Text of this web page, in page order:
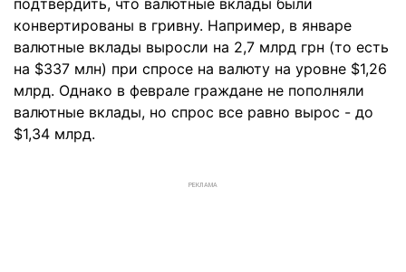
подтвердить, что валютные вклады были
конвертированы в гривну. Например, в январе
валютные вклады выросли на 2,7 млрд грн (то есть
на $337 млн) при спросе на валюту на уровне $1,26
млрд. Однако в феврале граждане не пополняли
валютные вклады, но спрос все равно вырос - до
$1,34 млрд.
РЕКЛАМА